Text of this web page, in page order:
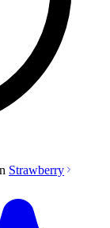
Strawberry